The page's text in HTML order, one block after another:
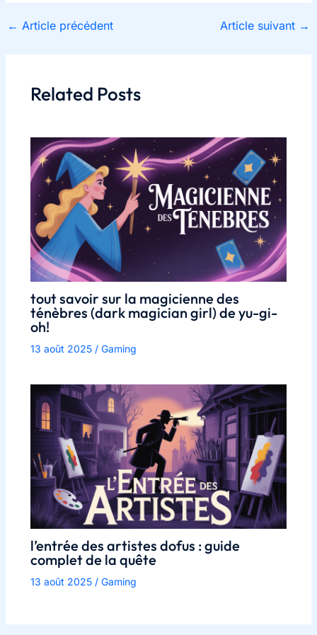
← Article précédent Article suivant →
Related Posts
tout savoir sur la magicienne des
ténèbres (dark magician girl) de yu-gi-
oh!
13 août 2025 / Gaming
l’entrée des artistes dofus : guide
complet de la quête
13 août 2025 / Gaming